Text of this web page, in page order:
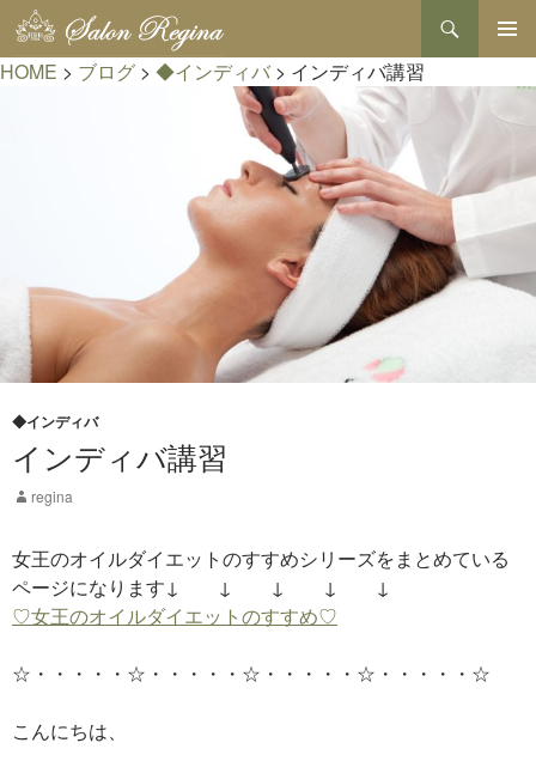
検
索
ニュー
ン
テ
ス
ッ
プ
HOME > ブログ > ◆インディバ > インディバ講習
◆インディバ
インディバ講習
regina
女王のオイルダイエットのすすめシリーズをまとめている
ページになります↓ ↓ ↓ ↓ ↓
♡女王のオイルダイエットのすすめ♡
☆・・・・・☆・・・・・☆・・・・・☆・・・・・☆
こんにちは、